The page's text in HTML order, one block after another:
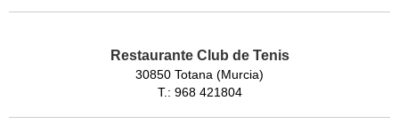
Restaurante Club de Tenis
30850 Totana (Murcia)
T.: 968 421804